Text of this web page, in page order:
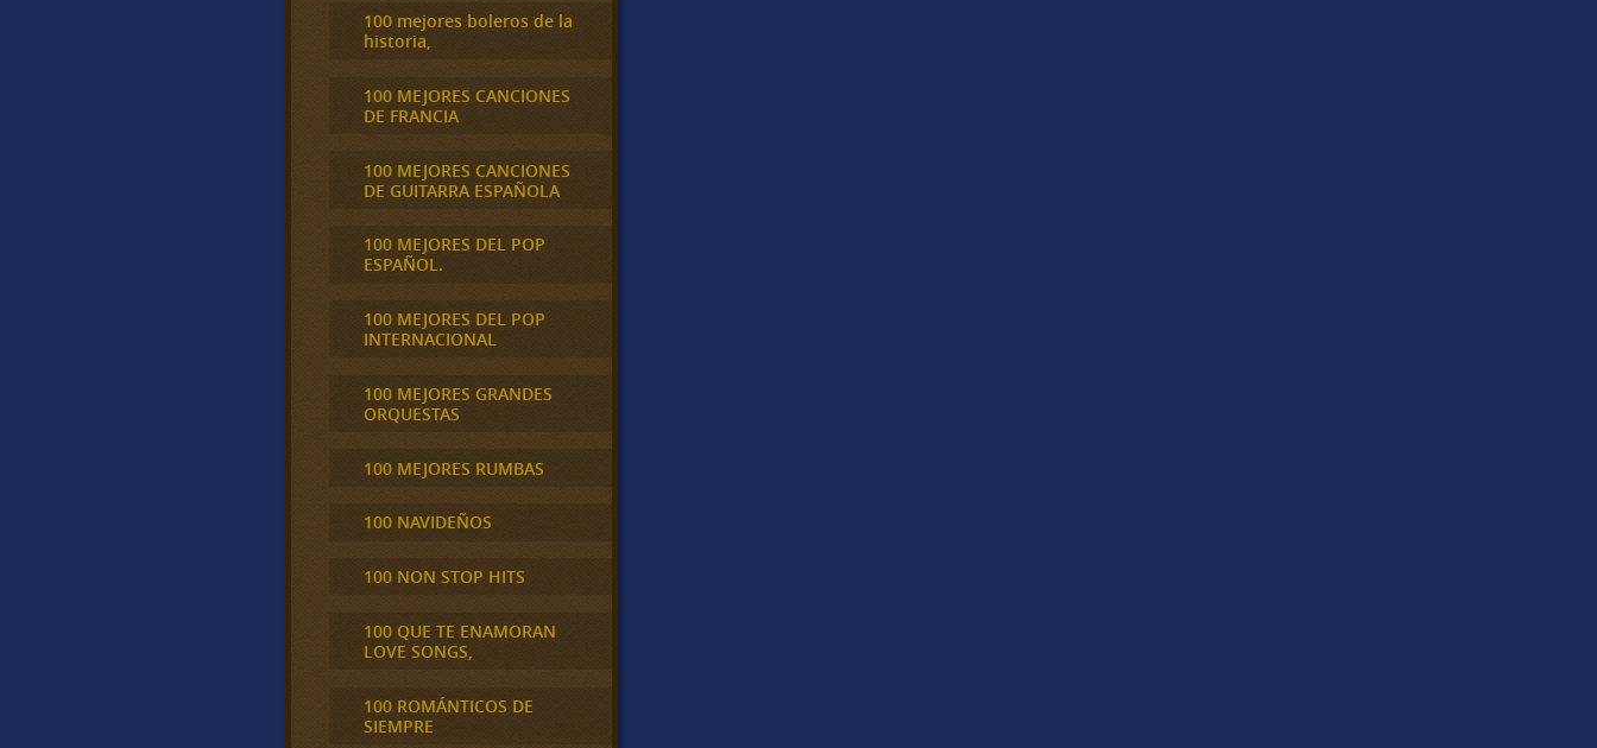
100 mejores boleros de la
historia,
100 MEJORES CANCIONES
DE FRANCIA
100 MEJORES CANCIONES
DE GUITARRA ESPAÑOLA
100 MEJORES DEL POP
ESPAÑOL.
100 MEJORES DEL POP
INTERNACIONAL
100 MEJORES GRANDES
ORQUESTAS
100 MEJORES RUMBAS
100 NAVIDEÑOS
100 NON STOP HITS
100 QUE TE ENAMORAN
LOVE SONGS,
100 ROMÁNTICOS DE
SIEMPRE